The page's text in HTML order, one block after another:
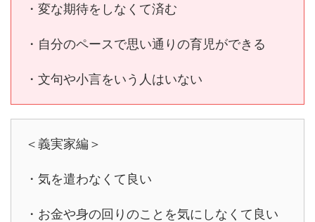
・変な期待をしなくて済む
・自分のペースで思い通りの育児ができる
・文句や小言をいう人はいない
＜義実家編＞
・気を遣わなくて良い
・お金や身の回りのことを気にしなくて良い